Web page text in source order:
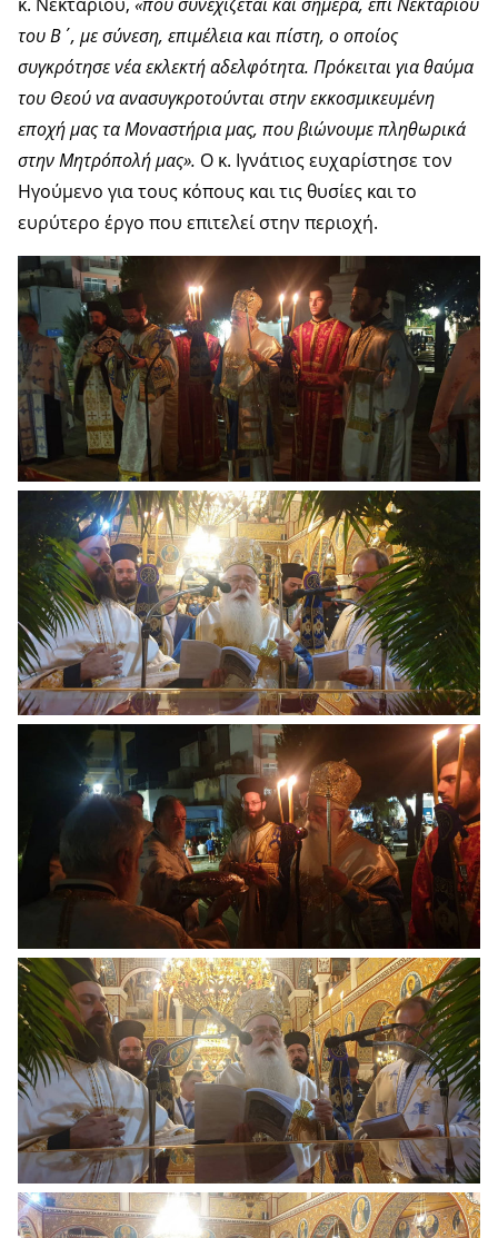
του Β΄, με σύνεση, επιμέλεια και πίστη, ο οποίος
συγκρότησε νέα εκλεκτή αδελφότητα. Πρόκειται για θαύμα
του Θεού να ανασυγκροτούνται στην εκκοσμικευμένη
εποχή μας τα Μοναστήρια μας, που βιώνουμε πληθωρικά
στην Μητρόπολή μας». Ο κ. Ιγνάτιος ευχαρίστησε τον
Ηγούμενο για τους κόπους και τις θυσίες και το
ευρύτερο έργο που επιτελεί στην περιοχή.